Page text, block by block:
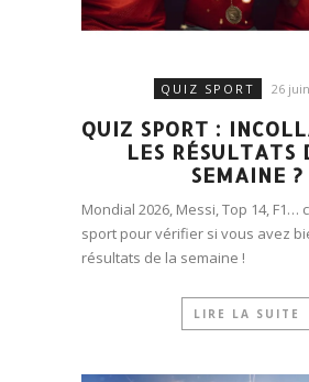
QUIZ SPORT 26
QUIZ SPORT :
LES RÉSULTATS
SEMAINE ?
Mondial 2026, Messi, Top 14, F1…
sport pour vérifier si vous avez
résultats de la semaine !
LIRE LA SUITE